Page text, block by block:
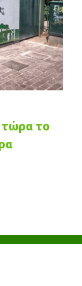
τώρα το